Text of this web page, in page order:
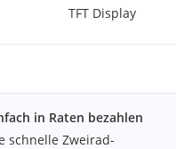
TFT Display
in Raten bezahlen
schnelle Zweirad-